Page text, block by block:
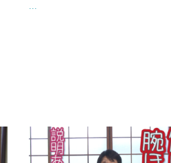
...